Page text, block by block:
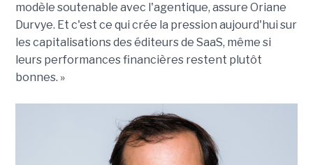
modèle soutenable avec l'agentique, assure Oriane
Durvye. Et c'est ce qui crée la pression aujourd'hui sur
les capitalisations des éditeurs de SaaS, même si
leurs performances financières restent plutôt
bonnes. »